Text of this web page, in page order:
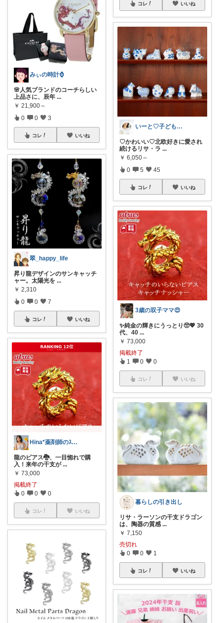
みぃの時計⌚
🌸人気ブランドのコーチらしい
上品さに、辰年 ...
￥ 21,900～
0 0 3
コレ いいね
翠_happy_life
昇り龍デザインのサンキャッチ
ャー。太陽光を ...
￥ 2,310
0 0 7
コレ いいね
Hina*薬剤師のｽｽﾒ🫶ﾌｫﾛﾊﾞ✨
龍のピアス🐉、一目惚れで購
入！来年の干支が ...
￥ 73,000
掲載終了
0 0 0
コレ いいね
コレ いいね
いーと♡子ども日用品/スイーツギフト/猫
♡かわいい♡北欧好きに愛され
続けるリサ・ラ ...
￥ 6,050～
0 5 45
コレ いいね
3歳の双子ママ😍
✨純金の輝きにうっとり🥺💖 30
代、40 ...
￥ 73,000
掲載終了
1 0 0
コレ いいね
暮らしの引き出し
リサ・ラーソンの干支ドラゴン
は、陶器の質感 ...
￥ 7,150
売切れ
0 0 1
コレ いいね